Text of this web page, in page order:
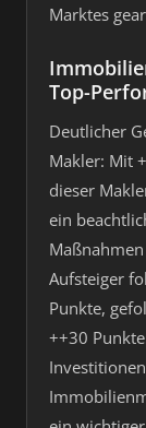
Marktes
Top-
Deutlicher
Makler: Mit
dieser
ein
Aufsteiger
Punkte,
++30